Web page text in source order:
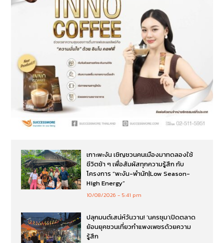
เกาะพะงัน เชิญชวนคนเมืองมาทดลองใช้
ชีวิตช้า ๆ เพื่อสัมผัสทุกความรู้สึก กับ
โครงการ “พะงัน-พำนัก|Low Season-
High Energy”
10/08/2026 5:41 pm
ปลุกมนต์เสน่ห์วันวาน! ‘นครชุม’เปิดตลาด
ย้อนยุคชวนเที่ยวกำแพงเพชรด้วยความ
รู้สึก